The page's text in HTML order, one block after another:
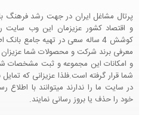
پرتال مشاغل ایران در جهت رشد فرهنگ
و اقتصاد کشور عزیزمان این وب سایت
کوشش 4 ساله سعی در تهیه جامع
معرفی برند شرکت و محصولات شما
و امکانات این مجموعه و ثبت مشخصات
شما قرار گرفته است.فلذا عزیزانی که
در سایت ما را ندارند میتوانند با
خود را حذف یا بروز رسانی نمایند.